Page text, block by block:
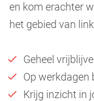
en kom erachter
het gebied van
Geheel
Op werkdagen
Krijg inzicht in